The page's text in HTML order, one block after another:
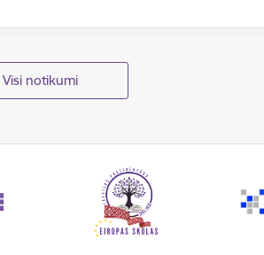
Visi notikumi